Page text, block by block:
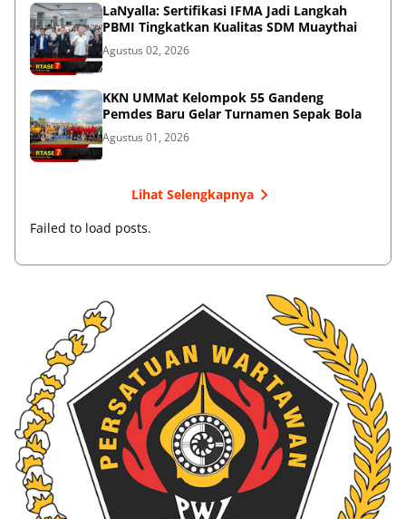
LaNyalla: Sertifikasi IFMA Jadi Langkah
PBMI Tingkatkan Kualitas SDM Muaythai
Agustus 02, 2026
KKN UMMat Kelompok 55 Gandeng
Pemdes Baru Gelar Turnamen Sepak Bola
Agustus 01, 2026
Lihat Selengkapnya
Failed to load posts.